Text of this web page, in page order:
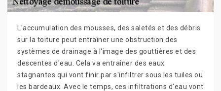
L'accumulation des mousses, des saletés et des débris
sur la toiture peut entraîner une obstruction des
systèmes de drainage à l'image des gouttières et des
descentes d'eau. Cela va entraîner des eaux
stagnantes qui vont finir par s'infiltrer sous les tuiles ou
les bardeaux. Avec le temps, ces infiltrations d'eau vont